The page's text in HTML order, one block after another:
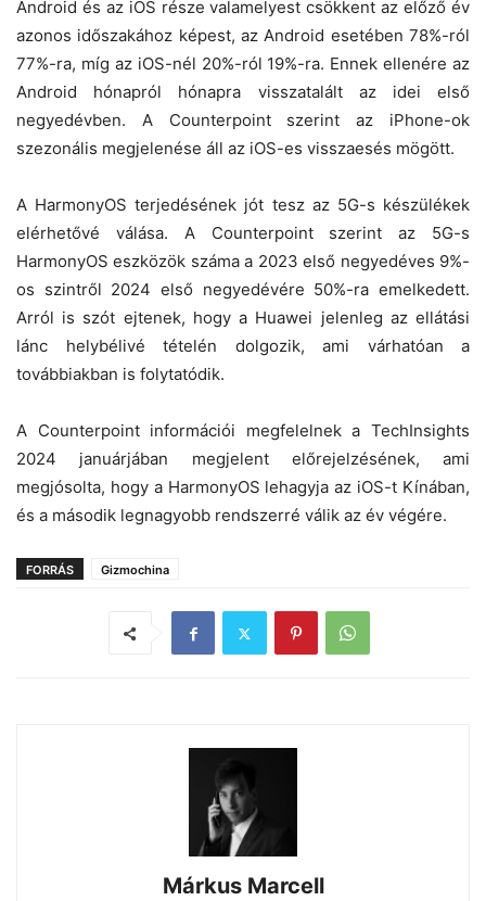
Android és az iOS része valamelyest csökkent az előző év
azonos időszakához képest, az Android esetében 78%-ról
77%-ra, míg az iOS-nél 20%-ról 19%-ra. Ennek ellenére az
Android hónapról hónapra visszatalált az idei első
negyedévben. A Counterpoint szerint az iPhone-ok
szezonális megjelenése áll az iOS-es visszaesés mögött.
A HarmonyOS terjedésének jót tesz az 5G-s készülékek
elérhetővé válása. A Counterpoint szerint az 5G-s
HarmonyOS eszközök száma a 2023 első negyedéves 9%-
os szintről 2024 első negyedévére 50%-ra emelkedett.
Arról is szót ejtenek, hogy a Huawei jelenleg az ellátási
lánc helybélivé tételén dolgozik, ami várhatóan a
továbbiakban is folytatódik.
A Counterpoint információi megfelelnek a TechInsights
2024 januárjában megjelent előrejelzésének, ami
megjósolta, hogy a HarmonyOS lehagyja az iOS-t Kínában,
és a második legnagyobb rendszerré válik az év végére.
FORRÁS Gizmochina
Márkus Marcell